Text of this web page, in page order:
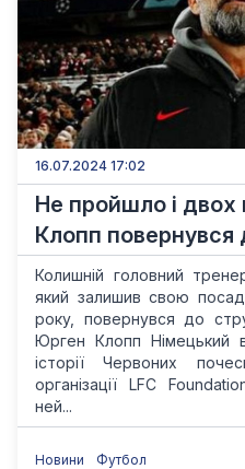
16.07.2024 17:02
Не пройшло і двох
Клопп повернувся
Колишній головний
який залишив свою
року, повернувся до
Юрген Клопп Німецький
історії Червоних
організації LFC
ней...
Новини Футбол